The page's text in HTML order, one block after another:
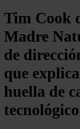
Tim Cook
Madre
de
que
huella de
tecnológico